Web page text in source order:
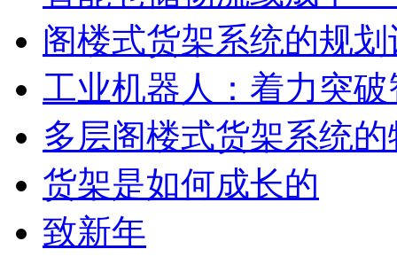
阁楼式货架系统的规划
工业机器人：着力突
多层阁楼式货架系统
货架是如何成长的
致新年